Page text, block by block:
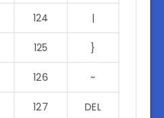
124 |
125 }
126 ~
127 DEL